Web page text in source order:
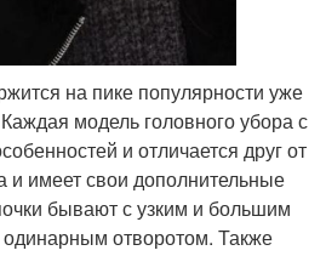
на пике популярности уже
модель головного убора с
и отличается друг от
и имеет свои дополнительные
бывают с узким и большим
отворотом. Также